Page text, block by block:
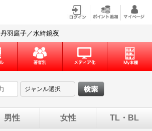
丹羽庭子／水綺鏡夜
男性 女性 TL・BL